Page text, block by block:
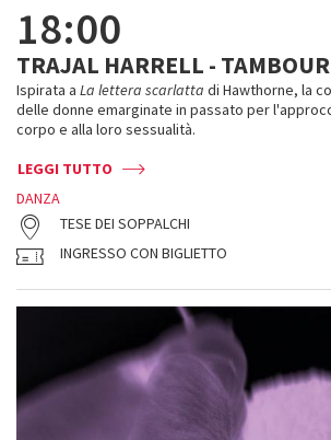
18:00
TRAJAL HARRELL -
Ispirata a La lettera scarlatta di Hawthorne, la
delle donne emarginate in passato per
corpo e alla loro sessualità.
LEGGI TUTTO
DANZA
TESE DEI SOPPALCHI
INGRESSO CON BIGLIETTO